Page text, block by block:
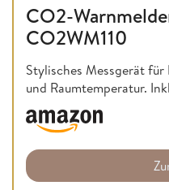
CO2-
CO2WM110
Stylisches Messgerät
und Raumtemperatur.